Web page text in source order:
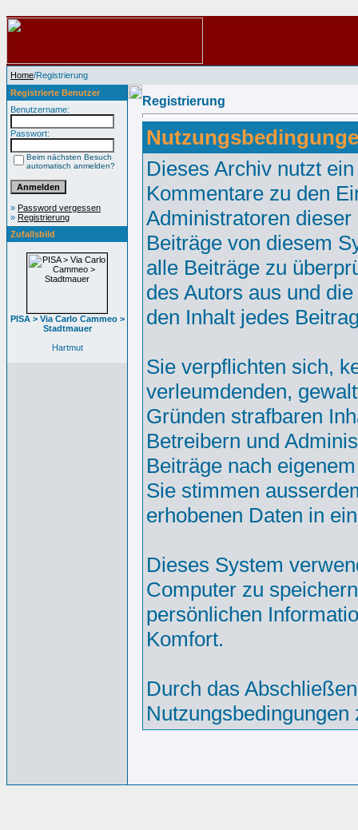
Home/Registrierung
Registrierte Benutzer
Benutzername:
Passwort:
Beim nächsten Besuch
automatisch anmelden?
» Password vergessen
» Registrierung
Zufallsbild
PISA > Via Carlo Cammeo >
Stadtmauer
Hartmut
Registrierung
Dieses Archiv nutzt
Kommentare zu den
Administratoren
Beiträge von diesem
alle Beiträge zu
des Autors aus und
den Inhalt jedes
Sie verpflichten sich,
verleumdenden,
Gründen strafbaren
Betreibern und
Beiträge nach
Sie stimmen
erhobenen Daten in
Dieses System
Computer zu
persönlichen
Komfort.
Durch das
Nutzungsbedingungen